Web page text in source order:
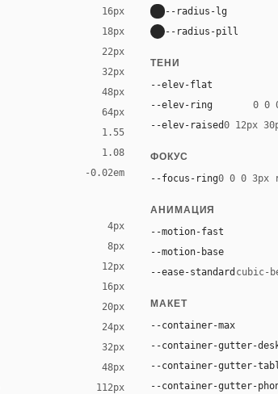
16px
18px
22px
32px
48px
64px
1.55
1.08
-0.02em
4px
8px
12px
16px
20px
24px
32px
48px
112px
--radius-lg
--radius-pill
ТЕНИ
--elev-flat
--elev-ring 0 0
--elev-raised0 12px
ФОКУС
--focus-ring0 0 0 3px
АНИМАЦИЯ
--motion-fast
--motion-base
--ease-standard cubic-
МАКЕТ
--container-max
--container-gutter-
--container-gutter-
--container-gutter-